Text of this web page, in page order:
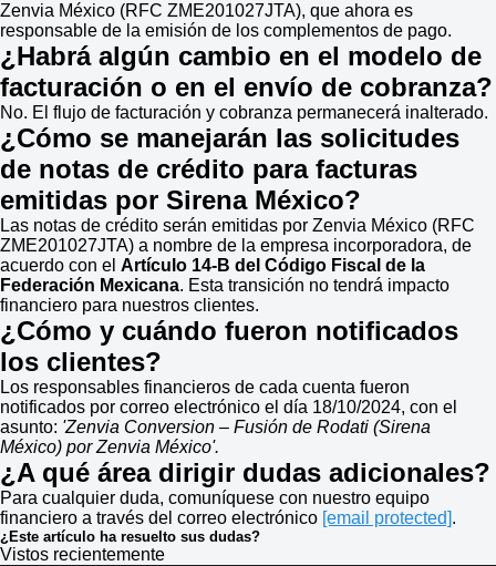
Zenvia México (RFC ZME201027JTA), que ahora es
responsable de la emisión de los complementos de pago.
¿Habrá algún cambio en el modelo de
facturación o en el envío de cobranza?
No. El flujo de facturación y cobranza permanecerá inalterado.
¿Cómo se manejarán las solicitudes
de notas de crédito para facturas
emitidas por Sirena México?
Las notas de crédito serán emitidas por Zenvia México (RFC
ZME201027JTA) a nombre de la empresa incorporadora, de
acuerdo con el Artículo 14-B del Código Fiscal de la
Federación Mexicana. Esta transición no tendrá impacto
financiero para nuestros clientes.
¿Cómo y cuándo fueron notificados
los clientes?
Los responsables financieros de cada cuenta fueron
notificados por correo electrónico el día 18/10/2024, con el
asunto: 'Zenvia Conversion – Fusión de Rodati (Sirena
México) por Zenvia México'.
¿A qué área dirigir dudas adicionales?
Para cualquier duda, comuníquese con nuestro equipo
financiero a través del correo electrónico [email protected].
¿Este artículo ha resuelto sus dudas?
Vistos recientemente